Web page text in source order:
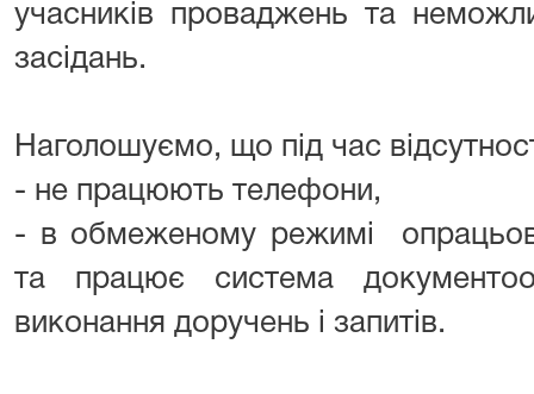
учасників проваджень та
засідань.
Наголошуємо, що під час
- не працюють телефони,
- в обмеженому режимі
та працює система
виконання доручень і запитів.